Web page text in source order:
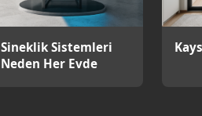
Sineklik Sistemleri
Neden Her Evde